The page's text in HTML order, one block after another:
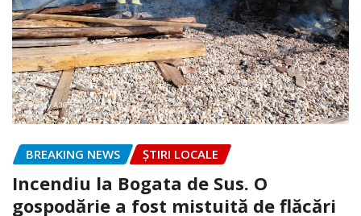
BREAKING NEWS ȘTIRI LOCALE
Incendiu la Bogata de Sus. O
gospodărie a fost mistuită de flăcări